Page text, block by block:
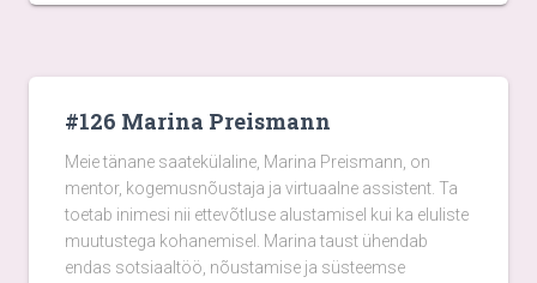
#126 Marina Preismann
Meie tänane saatekülaline, Marina Preismann, on
mentor, kogemusnõustaja ja virtuaalne assistent. Ta
toetab inimesi nii ettevõtluse alustamisel kui ka eluliste
muutustega kohanemisel. Marina taust ühendab
endas sotsiaaltöö, nõustamise ja süsteemse